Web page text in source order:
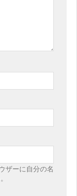
ザーに自分の名